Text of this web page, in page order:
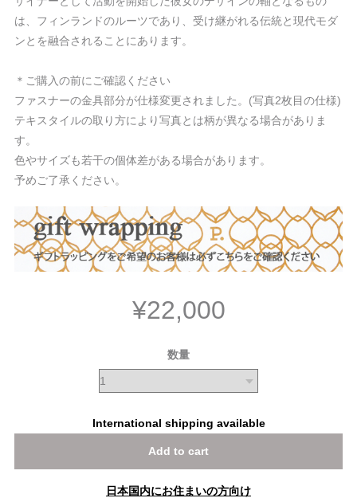
は、フィンランドのルーツであり、受け継がれる伝統と現代モダ
ンとを融合されることにあります。
＊ご購入の前にご確認ください
ファスナーの金具部分が仕様変更されました。(写真2枚目の仕様)
テキスタイルの取り方により写真とは柄が異なる場合がありま
す。
色やサイズも若干の個体差がある場合があります。
予めご了承ください。
¥22,000
数量
International shipping available
Add to cart
日本国内にお住まいの方向け